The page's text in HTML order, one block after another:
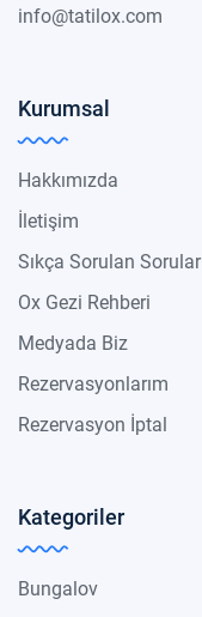
info@tatilox.com
Kurumsal
Hakkımızda
İletişim
Sıkça Sorulan Sorular
Ox Gezi Rehberi
Medyada Biz
Rezervasyonlarım
Rezervasyon İptal
Kategoriler
Bungalov